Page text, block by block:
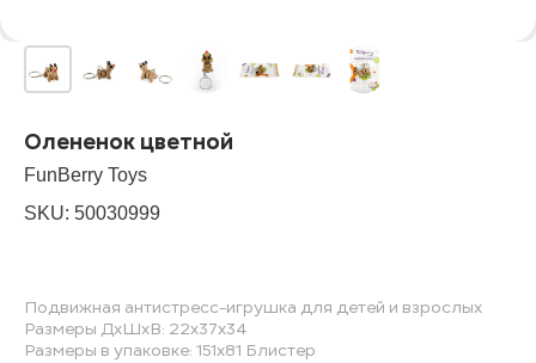
Олененок цветной
FunBerry Toys
SKU: 50030999
Подвижная антистресс-игрушка для детей и взрослых
Размеры ДхШхВ: 22х37х34
Размеры в упаковке: 151х81 Блистер